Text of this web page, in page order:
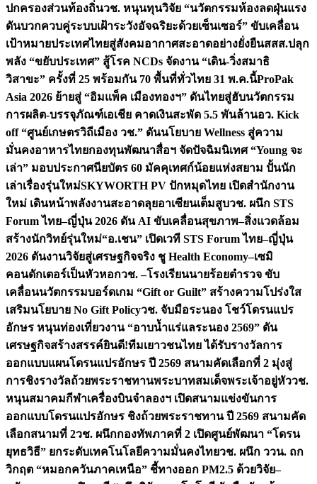
ปกครองส่วนท้องถิ่นวช. หนุนทุนวิจัย “นวัตกรรมห้องลดฝุ่นแรง
ดันบวกควบคู่ระบบเฝ้าระวังอัจฉริยะด้วยเซ็นเซอร์” ขับเคลื่อน
เป้าหมายประเทศไทยสู่สังคมอากาศสะอาดอย่างยั่งยืนสสส.ปลุก
พลัง “ขยับประเทศ” สู้โรค NCDs จัดงาน “เดิน-วิ่งสมาธิ
วิสาขะ” ครั้งที่ 25 พร้อมกัน 70 พื้นที่ทั่วไทย 31 พ.ค.นี้ProPak
Asia 2026 ย้ายสู่ “อิมแพ็ค เมืองทองฯ” ดันไทยสู่ฮับนวัตกรรม
การผลิต-บรรจุภัณฑ์เอเชีย คาดเงินสะพัด 5.5 พันล้านอว. Kick
off “ศูนย์เกษตรวิถีเมือง วช.” ดันนโยบาย Wellness สู่ความ
มั่นคงอาหารไทยกองทุนพัฒนาสื่อฯ จัดปัจฉิมนิเทศ “Young จะ
เล่า” มอบประกาศนียบัตร 60 มัคคุเทศก์น้อยแห่งสยาม ปั้นนัก
เล่าเรื่องรุ่นใหม่SKYWORTH PV ปักหมุดไทย เปิดสำนักงาน
ใหม่ เดินหน้าพลังงานสะอาดลุยอาเซียนเต็มสูบวช. ผนึก STS
Forum ไทย–ญี่ปุ่น 2026 ดัน AI ขับเคลื่อนสุขภาพ–สิ่งแวดล้อม
สร้างนักวิทย์รุ่นใหม่“อ.เชน” เปิดเวที STS Forum ไทย–ญี่ปุ่น
2026 ดันงานวิจัยสู่เศรษฐกิจจริง ชู Health Economy–เซมิ
คอนดักเตอร์เป็นหัวหอกวช. –โรงเรียนนายร้อยตำรวจ ขับ
เคลื่อนนวัตกรรมบอร์ดเกม “Gift or Guilt” สร้างความโปร่งใส
เสริมนโยบาย No Gift Policyวช. จับมือระนอง โชว์โดรนแปร
อักษร หนุนท่องเที่ยวงาน “อาบน้ำแร่แลระนอง 2569” ดัน
เศรษฐกิจสร้างสรรค์ยินดี!ทีมเยาวชนไทย ได้รับรางวัลการ
ออกแบบแผนโดรนแปรอักษร ปี 2569 สนามคัดเลือกที่ 2 มุ่งสู่
การชิงรางวัลถ้วยพระราชทานพระบาทสมเด็จพระเจ้าอยู่หัววช.
หนุนสมาคมกีฬาเครื่องบินจำลองฯ เปิดสนามแข่งขันการ
ออกแบบโดรนแปรอักษร ชิงถ้วยพระราชทาน ปี 2569 สนามคัด
เลือกสนามที่ 2วช. ผนึกกองทัพภาคที่ 2 เปิดศูนย์พัฒนา “โดรน
ยุทธวิธี” ยกระดับเทคโนโลยีความมั่นคงไทยวช. ผนึก ววน. ถก
วิกฤต “หมอกควันภาคเหนือ” ชี้ทางออก PM2.5 ด้วยวิจัย–